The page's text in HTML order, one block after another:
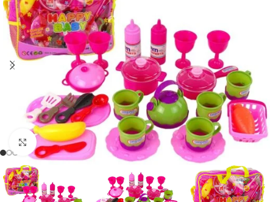
Padidinti